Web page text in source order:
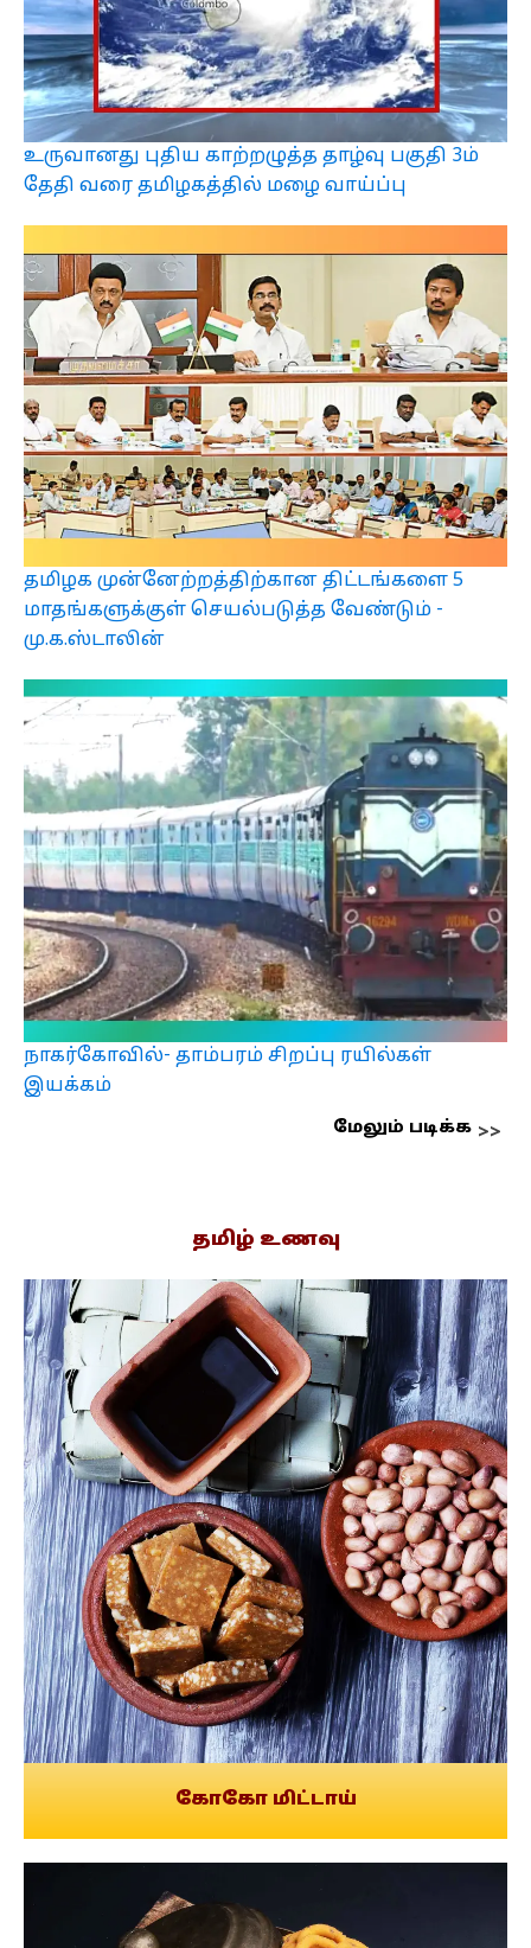
உருவானது புதிய காற்றழுத்த தாழ்வு பகுதி 3ம்
தேதி வரை தமிழகத்தில் மழை வாய்ப்பு
தமிழக முன்னேற்றத்திற்கான திட்டங்களை 5
மாதங்களுக்குள் செயல்படுத்த வேண்டும் -
மு.க.ஸ்டாலின்
நாகர்கோவில்- தாம்பரம் சிறப்பு ரயில்கள்
இயக்கம்
மேலும் படிக்க
தமிழ் உணவு
கோகோ மிட்டாய்